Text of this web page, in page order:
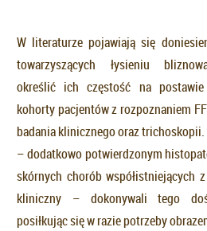
W literaturze pojawiają się
towarzyszących łysieniu
określić ich częstość na postawie
kohorty pacjentów z rozpoznaniem
badania klinicznego oraz
– dodatkowo potwierdzonym
skórnych chorób współistniejących
kliniczny – dokonywali tego
posiłkując się w razie potrzeby